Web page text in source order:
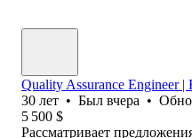
Quality Assurance Engineer |
30 лет • Был вчера •
5 500 $
Рассматривает